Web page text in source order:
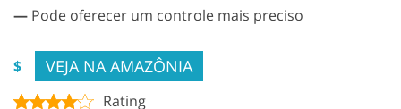
— Pode oferecer um controle mais preciso
$ VEJA NA AMAZÔNIA
Rating